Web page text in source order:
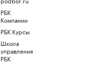
РБК
Компании
РБК Курсы
Школа
управления
РБК